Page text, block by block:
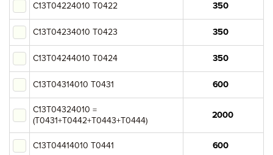
Konica-Minolta
Lexmark
Ricoh
Sharp
Toshiba
C13T04224010 T0422
C13T04234010 T0423
C13T04244010 T0424
C13T04314010 T0431
C13T04324010 =
(T0431+T0442+T0443+T0444)
C13T04414010 T0441